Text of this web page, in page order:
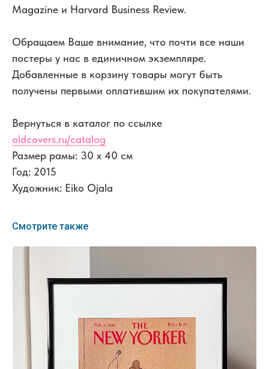
Magazine и Harvard Business Review.
Обращаем Ваше внимание, что почти все наши
постеры у нас в единичном экземпляре.
Добавленные в корзину товары могут быть
получены первыми оплатившим их покупателями.
Вернуться в каталог по ссылке
oldcovers.ru/catalog
Размер рамы: 30 x 40 см
Год: 2015
Художник: Eiko Ojala
Смотрите также